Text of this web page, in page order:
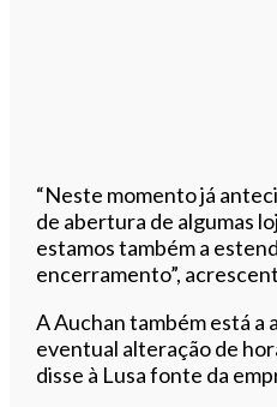
“Neste momento já
de abertura de algumas
estamos também a
encerramento”,
A Auchan também está a
eventual alteração de
disse à Lusa fonte da